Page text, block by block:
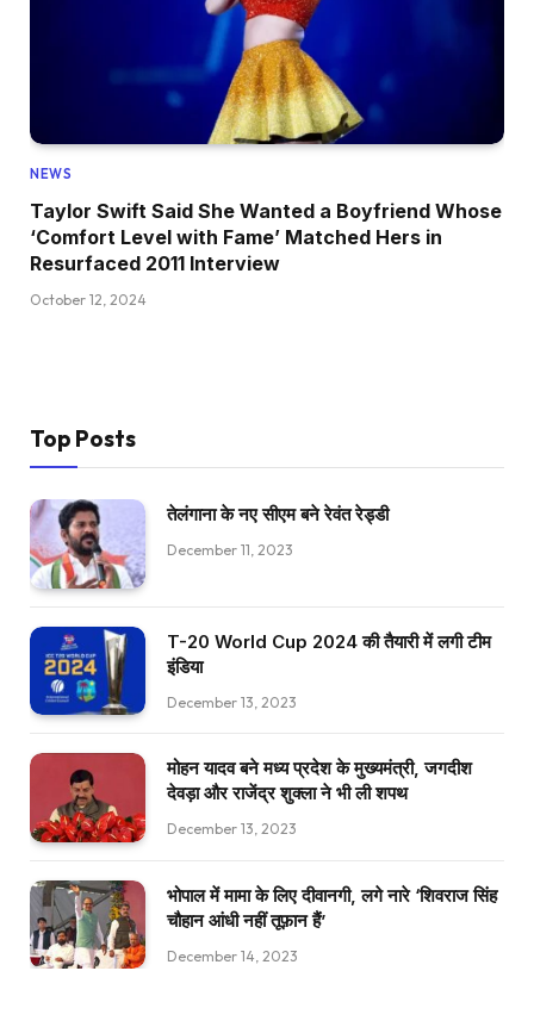
NEWS
Taylor Swift Said She Wanted a Boyfriend Whose
‘Comfort Level with Fame’ Matched Hers in
Resurfaced 2011 Interview
October 12, 2024
Top Posts
तेलंगाना के नए सीएम बने रेवंत रेड्डी
December 11, 2023
T-20 World Cup 2024 की तैयारी में लगी टीम
इंडिया
December 13, 2023
मोहन यादव बने मध्य प्रदेश के मुख्यमंत्री, जगदीश
देवड़ा और राजेंद्र शुक्ला ने भी ली शपथ
December 13, 2023
भोपाल में मामा के लिए दीवानगी, लगे नारे ‘शिवराज सिंह
चौहान आंधी नहीं तूफ़ान हैं’
December 14, 2023